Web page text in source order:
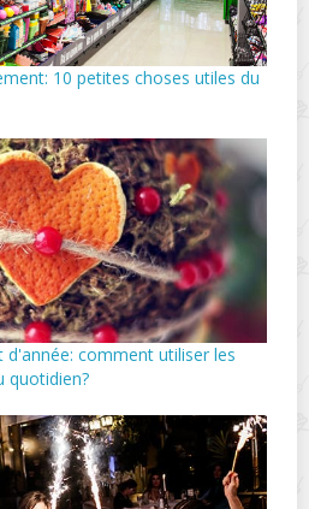
10 petites choses utiles du
d'année: comment utiliser les
quotidien?